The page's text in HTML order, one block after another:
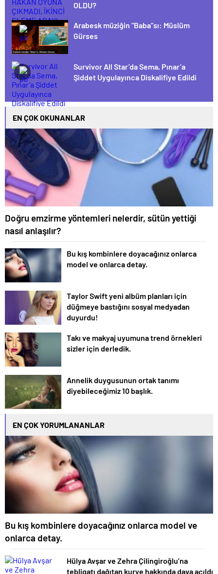
OLDU?
Arabesk müziğin “Baba”sı: Müslüm
Gürses
Survivor All Star’da Sema, Pınar’a
Şiddet Uygulayınca Diskalifiye Edildi
EN ÇOK OKUNANLAR
Doğru emzirme yöntemleri nelerdir, sütün yettiği
nasıl anlaşılır?
Bu kış kombinlere doyacağınız onlarca
model ve onlarca detay.
Taylor Swift yeni albüm planları için
düğmeye bastığını sosyal medyadan
duyurdu!
Takı ve makyaj uyumuna trend örnekleri
sizler için derledik.
Annelik duygusunun ortak tanımı
diyebileceğimiz 10 başlık.
EN ÇOK YORUMLANANLAR
Bu kış kombinlere doyacağınız onlarca model ve
onlarca detay.
Hülya Avşar ve Zehra Çilingiroğlu’na
tebligatı dağıtan kurye hakkında dava açıldı